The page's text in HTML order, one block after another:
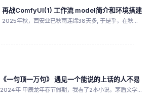
再战ComfyUI(1) 工作流 model简介和环境搭建
2025年秋，西安业已秋雨连绵38天多, 于是乎，在秋...
《一句顶一万句》 遇见一个能说的上话的人不易
2024年 甲辰龙年春节假期，我看了2本小说，茅盾文学...